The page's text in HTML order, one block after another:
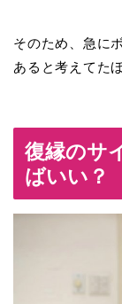
そのため、急に
ある と考えてた
復縁のサ
ばいい？